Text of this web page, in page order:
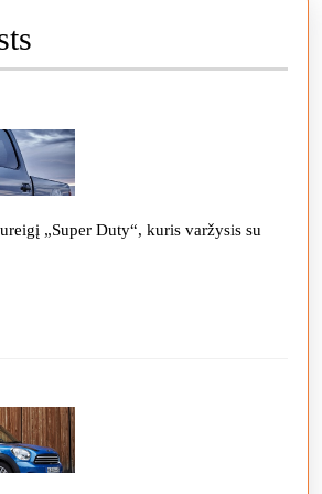
„Super Duty“, kuris varžysis su